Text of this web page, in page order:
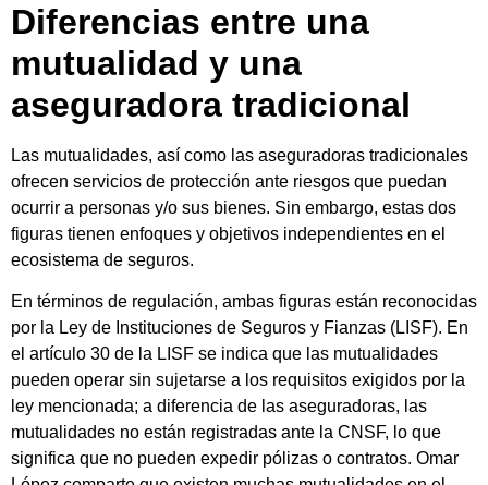
Diferencias entre una
mutualidad y una
aseguradora tradicional
Las mutualidades, así como las aseguradoras tradicionales
ofrecen servicios de protección ante riesgos que puedan
ocurrir a personas y/o sus bienes. Sin embargo, estas dos
figuras tienen enfoques y objetivos independientes en el
ecosistema de seguros.
En términos de regulación, ambas figuras están reconocidas
por la Ley de Instituciones de Seguros y Fianzas (LISF). En
el artículo 30 de la LISF se indica que las mutualidades
pueden operar sin sujetarse a los requisitos exigidos por la
ley mencionada; a diferencia de las aseguradoras, las
mutualidades no están registradas ante la CNSF, lo que
significa que no pueden expedir pólizas o contratos. Omar